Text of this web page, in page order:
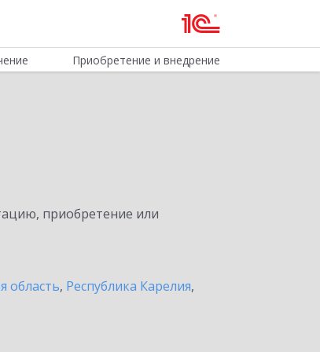
Приобретение и внедрение
приобретение или
область, Республика Карелия,